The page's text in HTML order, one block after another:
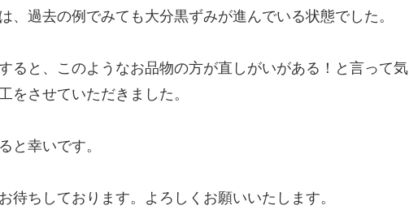
、過去の例でみても大分黒ずみが進んでいる状態でした。
ると、このようなお品物の方が直しがいがある！と言って気
をさせていただきました。
と幸いです。
待ちしております。よろしくお願いいたします。